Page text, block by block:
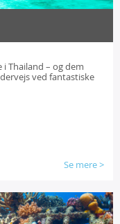
Thailand – og dem
ved fantastiske
Se mere>